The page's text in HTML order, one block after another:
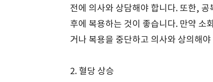
전에 의사와 상담해야 합니다. 또한,
후에 복용하는 것이 좋습니다. 만약 소
거나 복용을 중단하고 의사와 상의해
2. 혈당 상승